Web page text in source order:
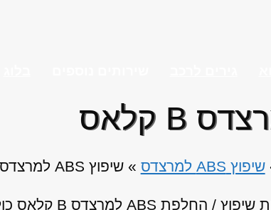
שיפוץ ABS למרצדס »שיפוץ ABS למרצדס B קלאס